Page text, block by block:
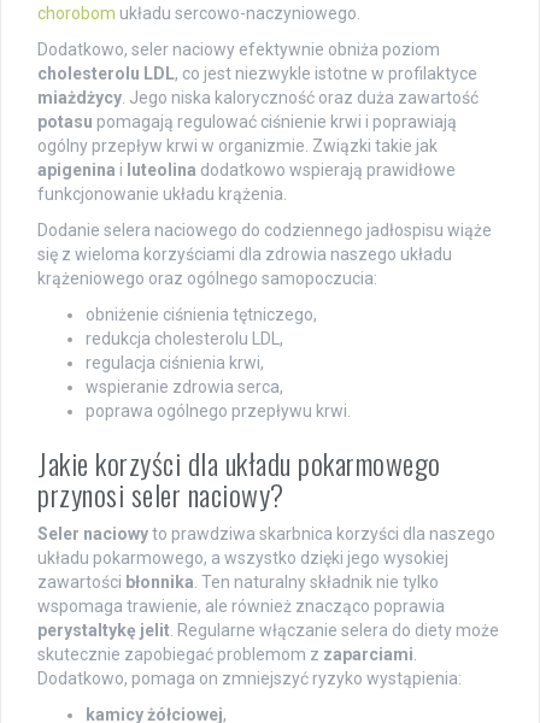
chorobom układu sercowo-naczyniowego.
Dodatkowo, seler naciowy efektywnie obniża poziom
cholesterolu LDL, co jest niezwykle istotne w profilaktyce
miażdżycy . Jego niska kaloryczność oraz duża zawartość
potasu pomagają regulować ciśnienie krwi i poprawiają
ogólny przepływ krwi w organizmie. Związki takie jak
apigenina i luteolina dodatkowo wspierają prawidłowe
funkcjonowanie układu krążenia.
Dodanie selera naciowego do codziennego jadłospisu wiąże
się z wieloma korzyściami dla zdrowia naszego układu
krążeniowego oraz ogólnego samopoczucia:
obniżenie ciśnienia tętniczego,
redukcja cholesterolu LDL,
regulacja ciśnienia krwi,
wspieranie zdrowia serca,
poprawa ogólnego przepływu krwi.
Jakie korzyści dla układu pokarmowego
przynosi seler naciowy?
Seler naciowyto prawdziwa skarbnica korzyści dla naszego
układu pokarmowego, a wszystko dzięki jego wysokiej
zawartości błonnika . Ten naturalny składnik nie tylko
wspomaga trawienie, ale również znacząco poprawia
perystaltykę jelit . Regularne włączanie selera do diety może
skutecznie zapobiegać problemom z zaparciami
Dodatkowo, pomaga on zmniejszyć ryzyko wystąpienia:
kamicy żółciowej,